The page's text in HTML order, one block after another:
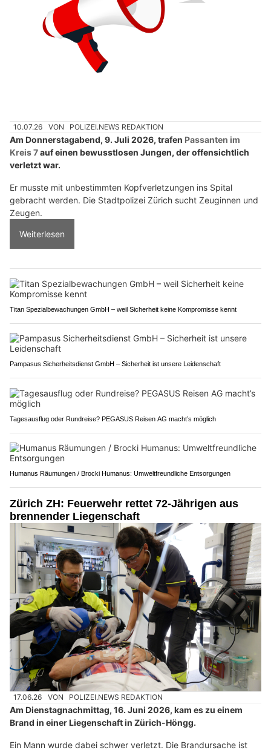
10.07.26 VON POLIZEI.NEWS REDAKTION
Am Donnerstagabend, 9. Juli 2026, trafen Passanten im
Kreis 7auf einen bewusstlosen Jungen, der offensichtlich
verletzt war.
Er musste mit unbestimmten Kopfverletzungen ins Spital
gebracht werden. Die Stadtpolizei Zürich sucht Zeuginnen und
Zeugen.
Weiterlesen
Titan Spezialbewachungen GmbH – weil Sicherheit keine Kompromisse kennt
Pampasus Sicherheitsdienst GmbH – Sicherheit ist unsere Leidenschaft
Tagesausflug oder Rundreise? PEGASUS Reisen AG macht’s möglich
Humanus Räumungen / Brocki Humanus: Umweltfreundliche Entsorgungen
Zürich ZH: Feuerwehr rettet 72-Jährigen aus
brennender Liegenschaft
17.06.26 VON POLIZEI.NEWS REDAKTION
Am Dienstagnachmittag, 16. Juni 2026, kam es zu einem
Brand in einer Liegenschaft in Zürich-Höngg.
Ein Mann wurde dabei schwer verletzt. Die Brandursache ist